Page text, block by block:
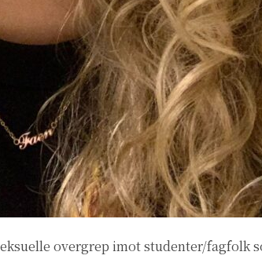
overgrep imot studenter/fagfolk